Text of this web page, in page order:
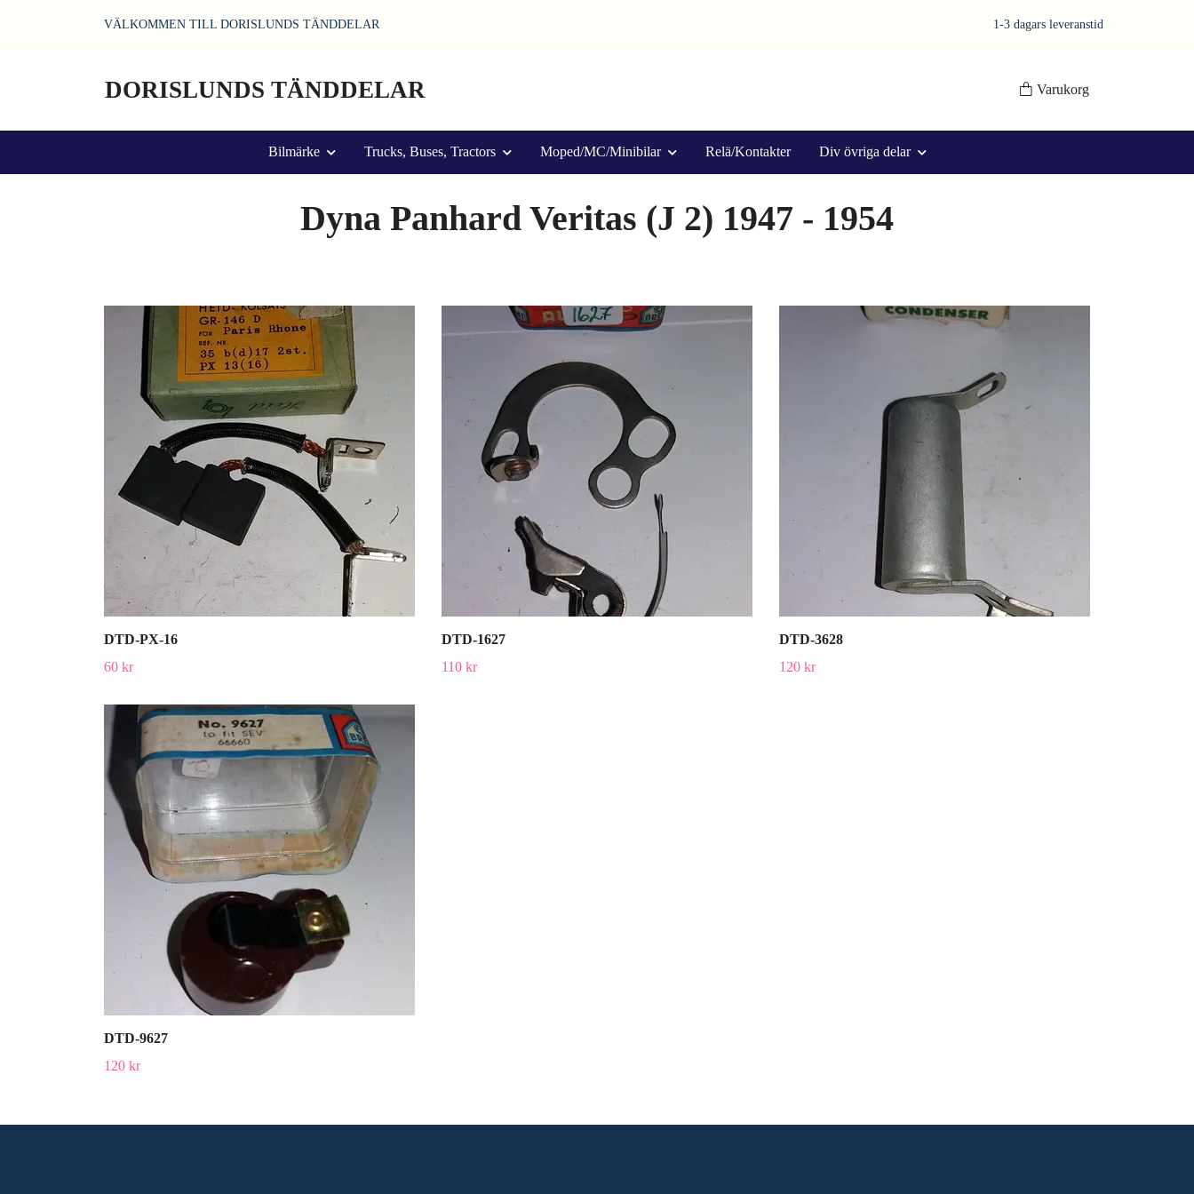
VÄLKOMMEN TILL DORISLUNDS TÄNDDELAR 1-3 dagars leveranstid
DORISLUNDS TÄNDDELAR Varukorg
Bilmärke Trucks, Buses, Tractors Moped/MC/Minibilar Relä/Kontakter Div övriga delar
Dyna Panhard Veritas (J 2) 1947 - 1954
DTD-PX-16
60 kr
DTD-1627
110 kr
DTD-3628
120 kr
DTD-9627
120 kr